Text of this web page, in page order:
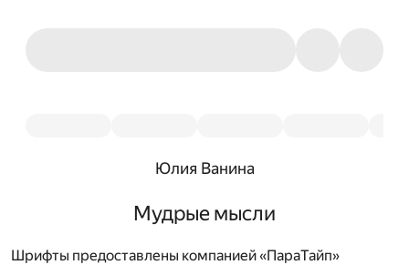
Юлия Ванина
Мудрые мысли
Шрифты предоставлены компанией «ПараТайп»